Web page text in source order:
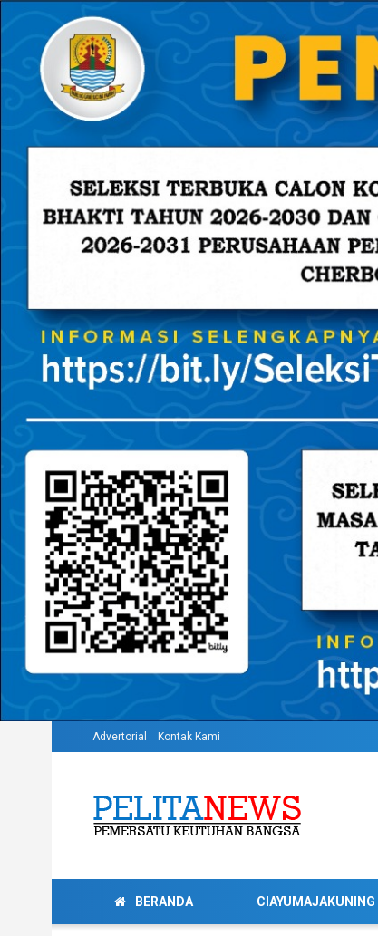
Advertorial Kontak Kami
BERANDA CIAYUMAJAKUNING